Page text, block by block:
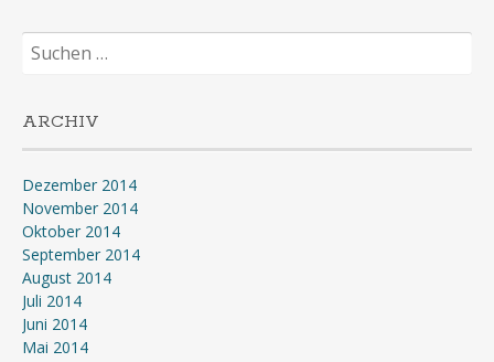
Suchen
nach:
ARCHIV
Dezember 2014
November 2014
Oktober 2014
September 2014
August 2014
Juli 2014
Juni 2014
Mai 2014